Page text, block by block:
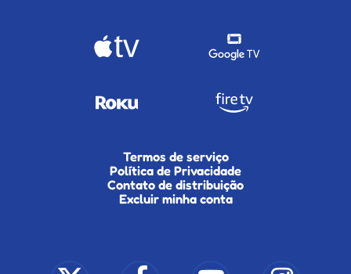
Termos de serviço
Política de Privacidade
Contato de distribuição
Excluir minha conta
facebook youtube instagram